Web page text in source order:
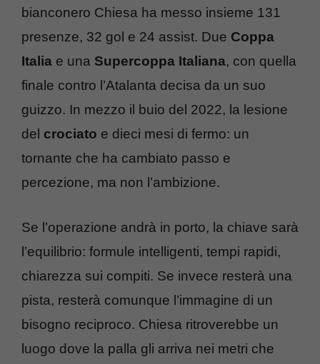
bianconero Chiesa ha messo insieme 131
presenze, 32 gol e 24 assist. Due Coppa
Italia e una Supercoppa Italiana, con quella
finale contro l’Atalanta decisa da un suo
guizzo. In mezzo il buio del 2022, la lesione
del crociato e dieci mesi di fermo: un
tornante che ha cambiato passo e
percezione, ma non l’ambizione.
Se l’operazione andrà in porto, la chiave sarà
l’equilibrio: formule intelligenti, tempi rapidi,
chiarezza sui compiti. Se invece resterà una
pista, resterà comunque l’immagine di un
bisogno reciproco. Chiesa ritroverebbe un
luogo dove la palla gli arriva nei metri che